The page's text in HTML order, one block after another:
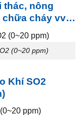
thác, nông
chữa cháy vv…
(0~20 ppm)
Khí SO2
ppm)